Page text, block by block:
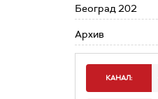
Београд 202
Архив
КАНАЛ: